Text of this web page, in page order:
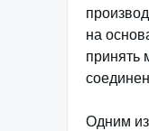
на
принять
Одним